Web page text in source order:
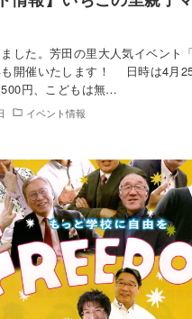
した。芳田の里大人気イベント
開催いたします！ 日時は4月25
円、こどもは無…
イベント情報